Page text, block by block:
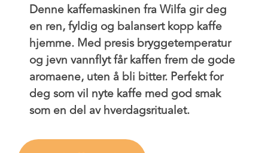
Denne kaffemaskinen fra Wilfa gir deg
en ren, fyldig og balansert kopp kaffe
hjemme. Med presis bryggetemperatur
og jevn vannflyt får kaffen frem de gode
aromaene, uten å bli bitter. Perfekt for
deg som vil nyte kaffe med god smak
som en del av hverdagsritualet.